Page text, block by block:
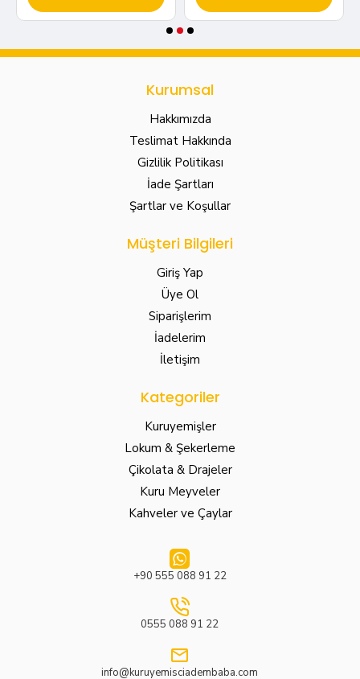
Kurumsal
Hakkımızda
Teslimat Hakkında
Gizlilik Politikası
İade Şartları
Şartlar ve Koşullar
Müşteri Bilgileri
Giriş Yap
Üye Ol
Siparişlerim
İadelerim
İletişim
Kategoriler
Kuruyemişler
Lokum & Şekerleme
Çikolata & Drajeler
Kuru Meyveler
Kahveler ve Çaylar
+90 555 088 91 22
0555 088 91 22
info@kuruyemisciadembaba.com